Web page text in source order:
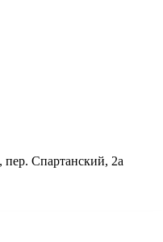
пер. Спартанский, 2а